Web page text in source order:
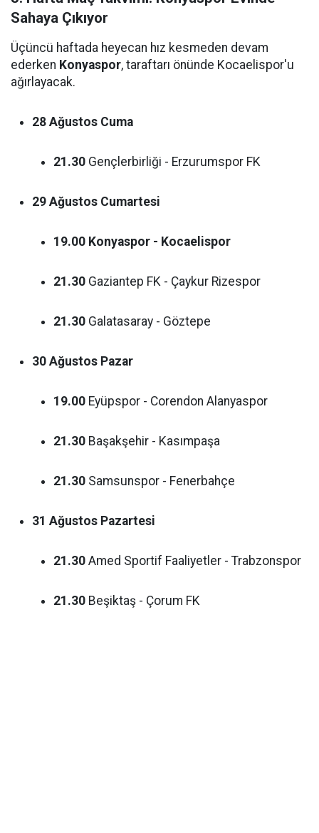
Sahaya Çıkıyor
Üçüncü haftada heyecan hız kesmeden devam
ederken Konyaspor, taraftarı önünde Kocaelispor'u
ağırlayacak.
28 Ağustos Cuma
21.30 Gençlerbirliği - Erzurumspor FK
29 Ağustos Cumartesi
19.00 Konyaspor - Kocaelispor
21.30 Gaziantep FK - Çaykur Rizespor
21.30 Galatasaray - Göztepe
30 Ağustos Pazar
19.00 Eyüpspor - Corendon Alanyaspor
21.30 Başakşehir - Kasımpaşa
21.30 Samsunspor - Fenerbahçe
31 Ağustos Pazartesi
21.30 Amed Sportif Faaliyetler - Trabzonspor
21.30 Beşiktaş - Çorum FK